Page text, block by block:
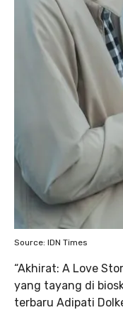
Source: IDN Times
“Akhirat: A Love
yang tayang di
terbaru Adipati